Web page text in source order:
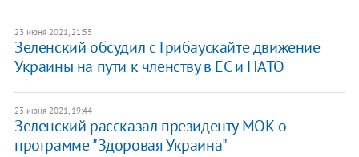
23 июня 2021, 21:55
Зеленский обсудил с Грибаускайте движение
Украины на пути к членству в ЕС и НАТО
23 июня 2021, 19:44
Зеленский рассказал президенту МОК о
программе "Здоровая Украина"